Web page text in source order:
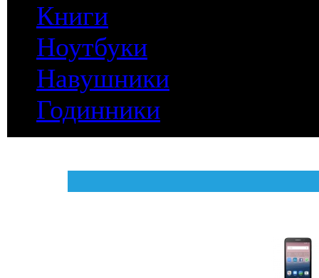
Книги
Ноутбуки
Навушники
Годинники